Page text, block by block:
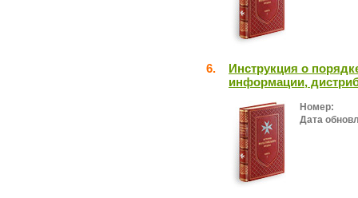
6.
Инструкция о
информации,
Номер:
Дата